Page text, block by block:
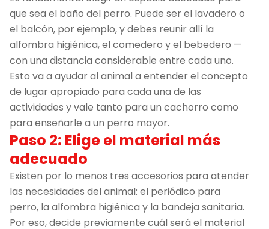
que sea el baño del perro. Puede ser el lavadero o
el balcón, por ejemplo, y debes reunir allí la
alfombra higiénica, el comedero y el bebedero —
con una distancia considerable entre cada uno.
Esto va a ayudar al animal a entender el concepto
de lugar apropiado para cada una de las
actividades y vale tanto para un cachorro como
para enseñarle a un perro mayor.
Paso 2: Elige el material más
adecuado
Existen por lo menos tres accesorios para atender
las necesidades del animal: el periódico para
perro, la alfombra higiénica y la bandeja sanitaria.
Por eso, decide previamente cuál será el material